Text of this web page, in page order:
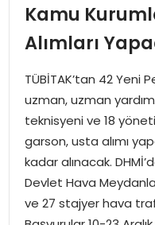
Kamu
Alımları
TÜBİTAK’tan 42 Yeni
uzman, uzman
teknisyeni ve 18
garson, usta alımı
kadar alınacak.
Devlet Hava
ve 27 stajyer hava